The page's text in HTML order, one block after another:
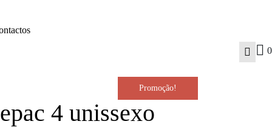
0
Promoção!
4 unissexo